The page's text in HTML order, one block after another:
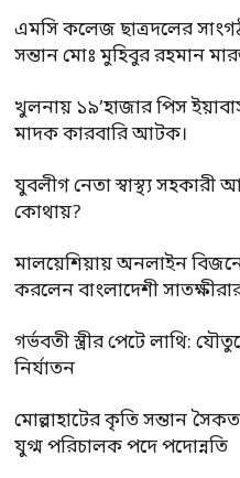
এমসি কলেজ ছাত্রদলের
সন্তান মোঃ মুহিবুর রহমান
খুলনায় ১৯’হাজার পিস
মাদক কারবারি আটক।
যুবলীগ নেতা স্বাস্থ্য
কোথায়?
মালয়েশিয়ায় অনলাইন
করলেন বাংলাদেশী
গর্ভবতী স্ত্রীর পেটে লাথি:
নির্যাতন
মোল্লাহাটের কৃতি সন্তান
যুগ্ম পরিচালক পদে পদোন্নতি